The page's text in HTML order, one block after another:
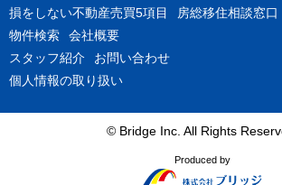
損をしない不動産売買5項目
房総移住相談窓口
物件検索
会社概要
スタッフ紹介
お問い合わせ
個人情報の取り扱い
© Bridge Inc. All Rights
Produced by